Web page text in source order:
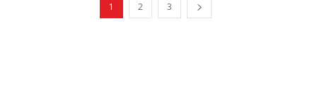
1 2 3